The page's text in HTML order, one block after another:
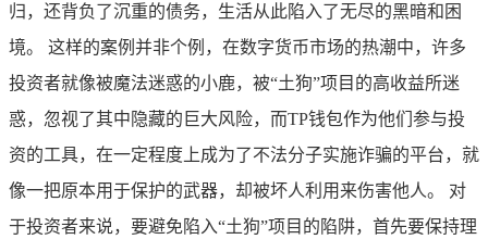
归，还背负了沉重的债务，生活从此陷入了无尽的黑暗和困
境。 这样的案例并非个例，在数字货币市场的热潮中，许多
投资者就像被魔法迷惑的小鹿，被“土狗”项目的高收益所迷
惑，忽视了其中隐藏的巨大风险，而TP钱包作为他们参与投
资的工具，在一定程度上成为了不法分子实施诈骗的平台，就
像一把原本用于保护的武器，却被坏人利用来伤害他人。 对
于投资者来说，要避免陷入“土狗”项目的陷阱，首先要保持理